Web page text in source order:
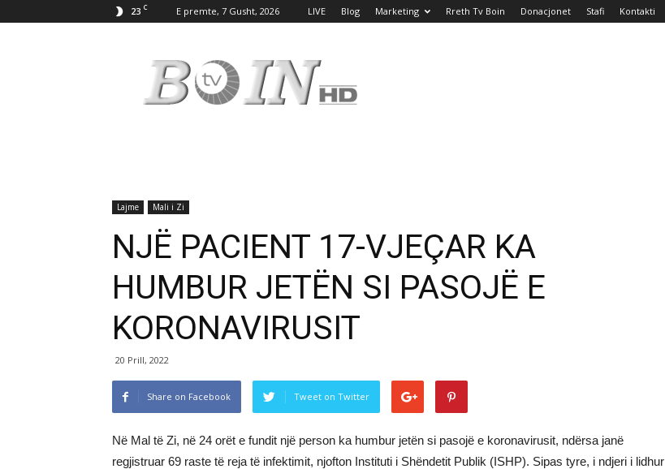
23 C E premte, 7 Gusht, 2026 LIVE Blog Marketing Rreth Tv Boin Donacjonet Stafi Kontakti
Boin
Lajme Mali i Zi
NJË PACIENT 17-VJEÇAR KA
HUMBUR JETËN SI PASOJË E
KORONAVIRUSIT
20 Prill, 2022
Share on Facebook Tweet on Twitter
Në Mal të Zi, në 24 orët e fundit një person ka humbur jetën si pasojë e koronavirusit, ndërsa janë
regjistruar 69 raste të reja të infektimit, njofton Instituti i Shëndetit Publik (ISHP). Sipas tyre, i ndjeri i lidhur